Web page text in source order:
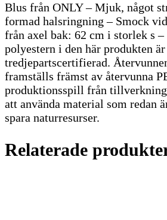
Blus från ONLY – Mjuk, något
formad halsringning – Smock
från axel bak: 62 cm i storlek s –
polyestern i den här produkten är
tredjepartscertifierad.
framställs främst av återvunna
produktionsspill från
att använda material som redan
spara naturresurser.
Relaterade